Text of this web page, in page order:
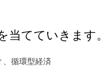
当てていきます。
、循環型経済